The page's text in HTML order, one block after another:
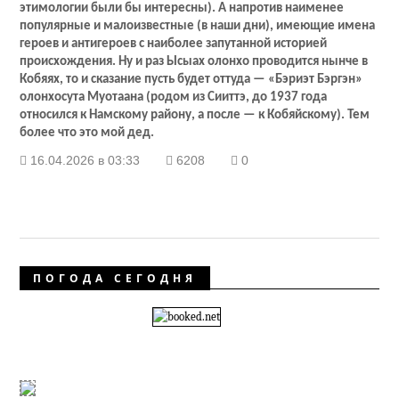
этимологии были бы интересны). А напротив наименее
популярные и малоизвестные (в наши дни), имеющие имена
героев и антигероев с наиболее запутанной историей
происхождения. Ну и раз Ысыах олонхо проводится нынче в
Кобяях, то и сказание пусть будет оттуда — «Бэриэт Бэргэн»
олонхосута Муотаана (родом из Сииттэ, до 1937 года
относился к Намскому району, а после — к Кобяйскому). Тем
более что это мой дед.
16.04.2026 в 03:33 6208 0
ПОГОДА СЕГОДНЯ